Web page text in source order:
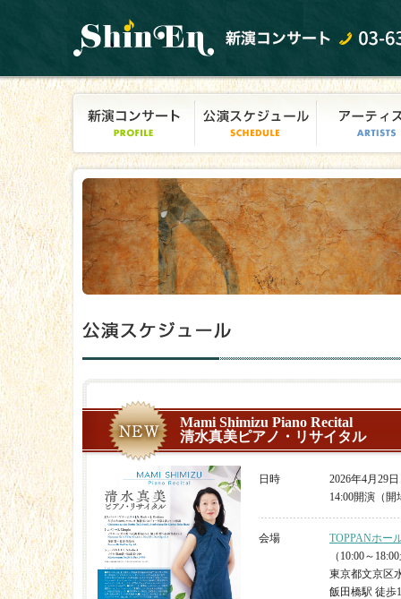
Mami Shimizu Piano Recital
清水真美ピアノ・リサイタル
日時
2026年4月29
14:00開演（開
会場
TOPPANホー
（10:00～
東京都文京区
飯田橋駅 徒歩